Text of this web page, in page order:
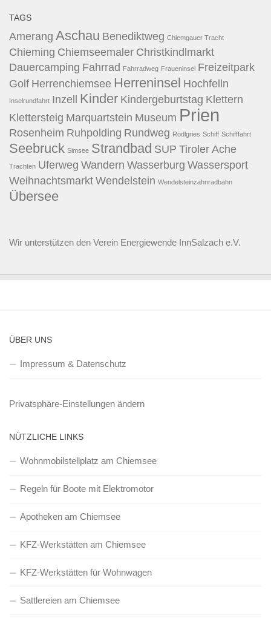
TAGS
Amerang Aschau Benediktweg Chiemgauer Tracht
Chieming Chiemseemaler Christkindlmarkt
Dauercamping Fahrrad Fahrradweg Fraueninsel Freizeitpark
Golf Herrenchiemsee Herreninsel Hochfelln
Inselrundfahrt Inzell Kinder Kindergeburtstag Klettern
Klettersteig Marquartstein Museum Prien
Rosenheim Ruhpolding Rundweg Rödlgries Schiff Schifffahrt
Seebruck Simsee Strandbad SUP Tiroler Ache
Trachten Uferweg Wandern Wasserburg Wassersport
Weihnachtsmarkt Wendelstein Wendelsteinzahnradbahn
Übersee
Wir unterstützen den Verein Energiewende InnSalzach e.V.
ÜBER UNS
Impressum & Datenschutz
Privatsphäre-Einstellungen ändern
NÜTZLICHE LINKS
Wohnmobilstellplatz am Chiemsee
Regeln für Boote mit Elektromotor
Apotheken am Chiemsee
KFZ-Werkstätten am Chiemsee
KFZ-Werkstätten für Wohnwagen
Sattlereien am Chiemsee